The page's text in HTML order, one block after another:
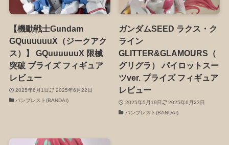
【機動戦士Gundam
GQuuuuuuX（ジークアク
ス）】 GQuuuuuuX 限械
突破 プライズ フィギュア
レビュー
2025年6月1日
2025年6月22日
バンプレスト(BANDAI)
ガンダムSEED ラクス・ク
ライン
GLITTER&GLAMOURS（
グリグラ） パイロットスー
ツver. プライズ フィギュア
レビュー
2025年5月19日
2025年6月23日
バンプレスト(BANDAI)